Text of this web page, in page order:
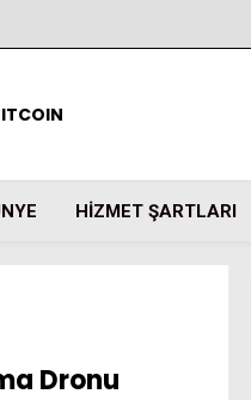
HIZMET ŞARTLARI
Dronu